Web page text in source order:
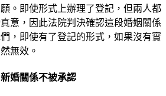
。即使形式上辦理了登記，但兩人都
意，因此法院判決確認這段婚姻關係
，即使有了登記的形式，如果沒有實
無效。
婚關係不被承認